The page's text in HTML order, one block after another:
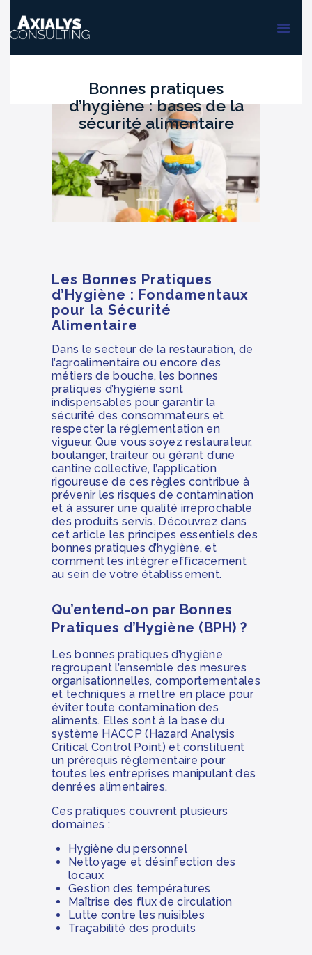
Bonnes pratiques
d’hygiène : bases de la
sécurité alimentaire
FORMATIONS
Les Bonnes Pratiques
d’Hygiène : Fondamentaux
pour la Sécurité
Alimentaire
Dans le secteur de la restauration, de
l’agroalimentaire ou encore des
métiers de bouche, les bonnes
pratiques d’hygiène sont
indispensables pour garantir la
sécurité des consommateurs et
respecter la réglementation en
vigueur. Que vous soyez restaurateur,
boulanger, traiteur ou gérant d’une
cantine collective, l’application
rigoureuse de ces règles contribue à
prévenir les risques de contamination
et à assurer une qualité irréprochable
des produits servis. Découvrez dans
cet article les principes essentiels des
bonnes pratiques d’hygiène, et
comment les intégrer efficacement
au sein de votre établissement.
Qu’entend-on par Bonnes
Pratiques d’Hygiène (BPH) ?
Les bonnes pratiques d’hygiène
regroupent l’ensemble des mesures
organisationnelles, comportementales
et techniques à mettre en place pour
éviter toute contamination des
aliments. Elles sont à la base du
système HACCP (Hazard Analysis
Critical Control Point) et constituent
un prérequis réglementaire pour
toutes les entreprises manipulant des
denrées alimentaires.
Ces pratiques couvrent plusieurs
domaines :
Hygiène du personnel
Nettoyage et désinfection des
locaux
Gestion des températures
Maîtrise des flux de circulation
Lutte contre les nuisibles
Traçabilité des produits